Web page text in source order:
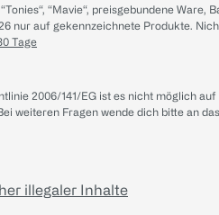
“Tonies“, “Mavie“, preisgebundene
nur auf gekennzeichnete Produkte.
Tage
2006/141/EG ist es nicht möglich
weiteren Fragen wende dich bitte an das
illegaler Inhalte